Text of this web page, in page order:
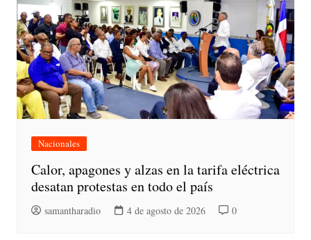
Nacionales
Calor, apagones y alzas en la tarifa eléctrica
desatan protestas en todo el país
samantharadio 4 de agosto de 2026 0